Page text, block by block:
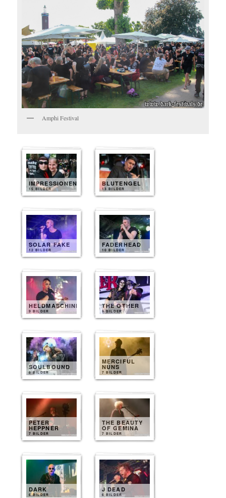
Amphi Festival
IMPRESSIONEN
15 BILDER
BLUTENGEL
13 BILDER
SOLAR FAKE
12 BILDER
FADERHEAD
10 BILDER
HELDMASCHINE
9 BILDER
THE OTHER
8 BILDER
SOULBOUND
8 BILDER
MERCIFUL
NUNS
7 BILDER
PETER
HEPPNER
7 BILDER
THE BEAUTY
OF GEMINA
7 BILDER
DARK
6 BILDER
J DEAD
6 BILDER